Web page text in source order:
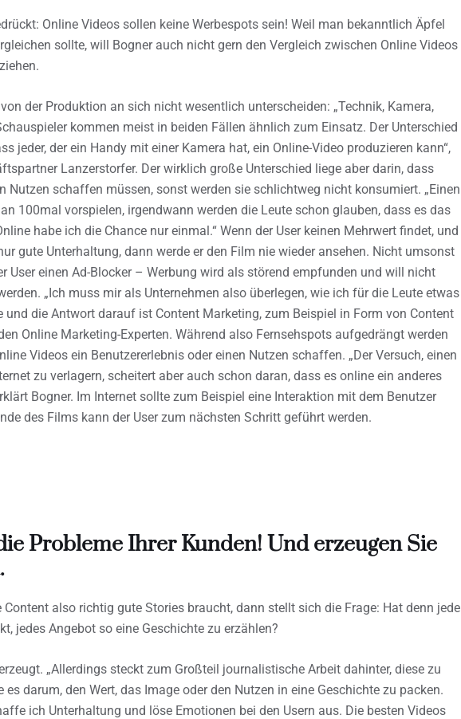
Online Videos sollen keine Werbespots sein! Weil man bekanntlich Äpfel
sollte, will Bogner auch nicht gern den Vergleich zwischen Online Videos
der Produktion an sich nicht wesentlich unterscheiden: „Technik, Kamera,
kommen meist in beiden Fällen ähnlich zum Einsatz. Der Unterschied
jeder, der ein Handy mit einer Kamera hat, ein Online-Video produzieren kann“,
Lanzerstorfer. Der wirklich große Unterschied liege aber darin, dass
Nutzen schaffen müssen, sonst werden sie schlichtweg nicht konsumiert. „Einen
100mal vorspielen, irgendwann werden die Leute schon glauben, dass es das
habe ich die Chance nur einmal.“ Wenn der User keinen Mehrwert findet, und
gute Unterhaltung, dann werde er den Film nie wieder ansehen. Nicht umsonst
User einen Ad-Blocker – Werbung wird als störend empfunden und will nicht
„Ich muss mir als Unternehmen also überlegen, wie ich für die Leute etwas
und die Antwort darauf ist Content Marketing, zum Beispiel in Form von Content
Online Marketing-Experten. Während also Fernsehspots aufgedrängt werden
Videos ein Benutzererlebnis oder einen Nutzen schaffen. „Der Versuch, einen
zu verlagern, scheitert aber auch schon daran, dass es online ein anderes
Bogner. Im Internet sollte zum Beispiel eine Interaktion mit dem Benutzer
des Films kann der User zum nächsten Schritt geführt werden.
Probleme Ihrer Kunden! Und erzeugen Sie
Content also richtig gute Stories braucht, dann stellt sich die Frage: Hat denn jede
jedes Angebot so eine Geschichte zu erzählen?
„Allerdings steckt zum Großteil journalistische Arbeit dahinter, diese zu
es darum, den Wert, das Image oder den Nutzen in eine Geschichte zu packen.
ich Unterhaltung und löse Emotionen bei den Usern aus. Die besten Videos